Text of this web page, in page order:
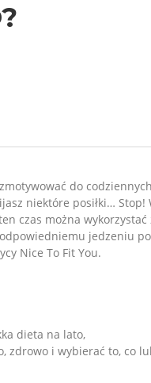
do
niektóre posiłki…
czas można
jedzeniu
Nice To Fit You.
dieta na lato,
zdrowo i wybierać to, co